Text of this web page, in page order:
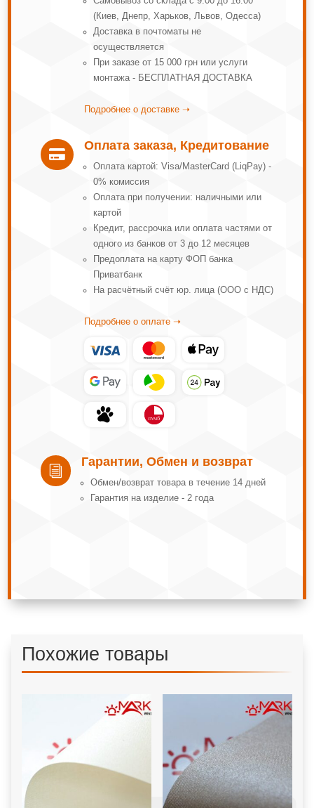
(Киев, Днепр, Харьков, Львов, Одесса)
Доставка в почтоматы не
осуществляется
При заказе от 15 000 грн или услуги
монтажа - БЕСПЛАТНАЯ ДОСТАВКА
Подробнее о доставке ➝

Оплата заказа, Кредитование
Оплата картой: Visa/MasterCard (LiqPay) -
0% комиссия
Оплата при получении: наличными или
картой
Кредит, рассрочка или оплата частями от
одного из банков от 3 до 12 месяцев
Предоплата на карту ФОП банка
Приватбанк
На расчётный счёт юр. лица (ООО с НДС)
Подробнее о оплате ➝
i
Гарантии, Обмен и возврат
Обмeн/вoзвpaт тoвapa в тeчeниe 14 днeй
Гарантия на изделие - 2 года
Похожие товары